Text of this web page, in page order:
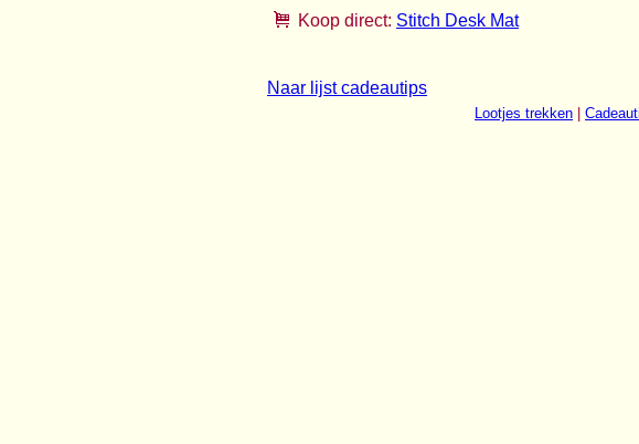
Koop direct: Stitch Desk Mat
Naar lijst cadeautips
Lootjes trekken